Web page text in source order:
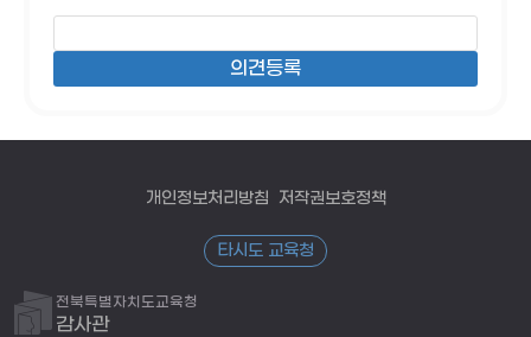
개인정보처리방침 저작권보호정책
타시도 교육청
전북특별자치도교육청
감사관